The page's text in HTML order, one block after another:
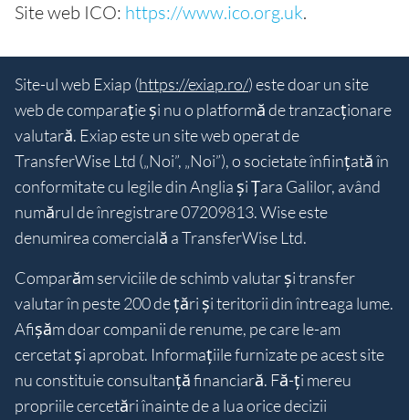
Site web ICO: https://www.ico.org.uk.
Site-ul web Exiap (https://exiap.ro/) este doar un site
web de comparație și nu o platformă de tranzacționare
valutară. Exiap este un site web operat de
TransferWise Ltd („Noi”, „Noi”), o societate înființată în
conformitate cu legile din Anglia și Țara Galilor, având
numărul de înregistrare 07209813. Wise este
denumirea comercială a TransferWise Ltd.
Comparăm serviciile de schimb valutar și transfer
valutar în peste 200 de țări și teritorii din întreaga lume.
Afișăm doar companii de renume, pe care le-am
cercetat și aprobat. Informațiile furnizate pe acest site
nu constituie consultanță financiară. Fă-ți mereu
propriile cercetări înainte de a lua orice decizii